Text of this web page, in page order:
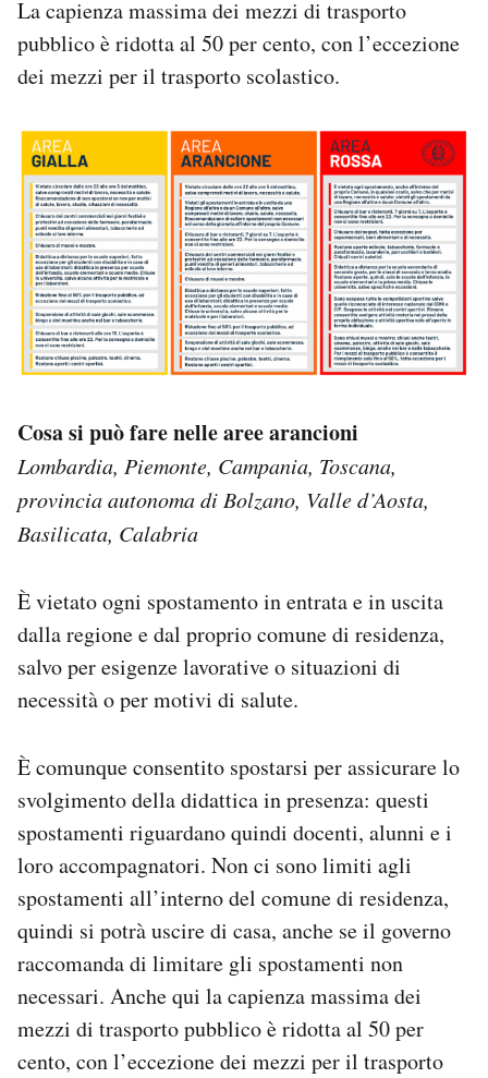
La capienza massima dei mezzi di trasporto
pubblico è ridotta al 50 per cento, con l’eccezione
dei mezzi per il trasporto scolastico.
Cosa si può fare nelle aree arancioni
Lombardia, Piemonte, Campania, Toscana,
provincia autonoma di Bolzano, Valle d’Aosta,
Basilicata, Calabria
È vietato ogni spostamento in entrata e in uscita
dalla regione e dal proprio comune di residenza,
salvo per esigenze lavorative o situazioni di
necessità o per motivi di salute.
È comunque consentito spostarsi per assicurare lo
svolgimento della didattica in presenza: questi
spostamenti riguardano quindi docenti, alunni e i
loro accompagnatori. Non ci sono limiti agli
spostamenti all’interno del comune di residenza,
quindi si potrà uscire di casa, anche se il governo
raccomanda di limitare gli spostamenti non
necessari. Anche qui la capienza massima dei
mezzi di trasporto pubblico è ridotta al 50 per
cento, con l’eccezione dei mezzi per il trasporto